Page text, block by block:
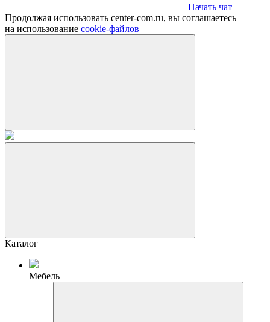
Начать чат
Продолжая использовать center-com.ru, вы соглашаетесь
на использование cookie-файлов
Каталог
Мебель